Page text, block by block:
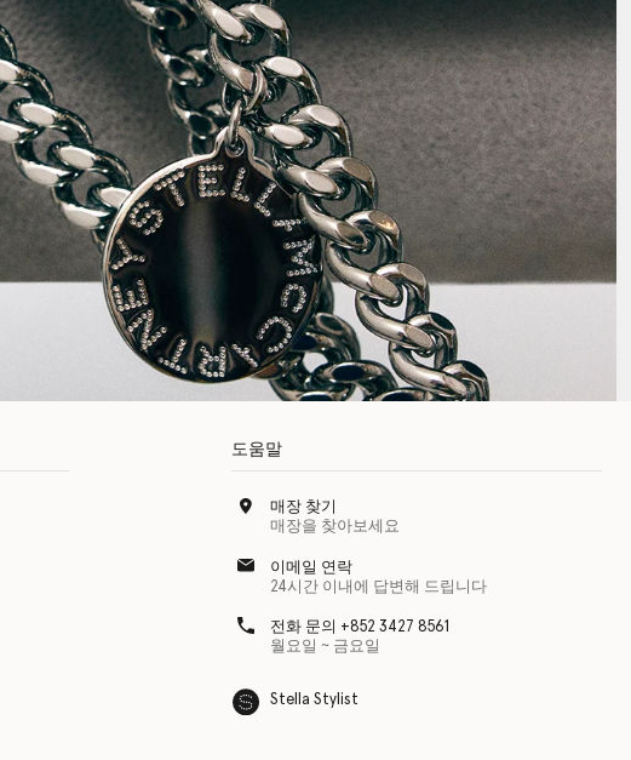
도움말
매장 찾기
매장을 찾아보세요
이메일 연락
24시간 이내에 답변해 드립니다
전화 문의 +852 3427 8561
월요일 ~ 금요일
Stella Stylist